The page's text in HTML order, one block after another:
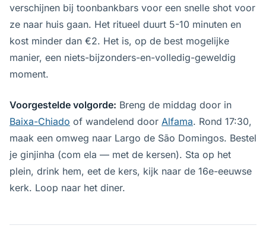
verschijnen bij toonbankbars voor een snelle shot voor
ze naar huis gaan. Het ritueel duurt 5-10 minuten en
kost minder dan €2. Het is, op de best mogelijke
manier, een niets-bijzonders-en-volledig-geweldig
moment.
Voorgestelde volgorde: Breng de middag door in
Baixa-Chiado of wandelend door Alfama. Rond 17:30,
maak een omweg naar Largo de São Domingos. Bestel
je ginjinha (com ela — met de kersen). Sta op het
plein, drink hem, eet de kers, kijk naar de 16e-eeuwse
kerk. Loop naar het diner.